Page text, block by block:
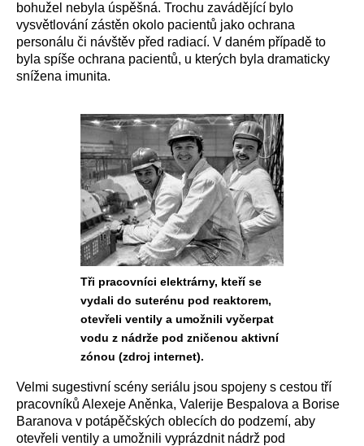
bohužel nebyla úspěšná. Trochu zavádějící bylo
vysvětlování zástěn okolo pacientů jako ochrana
personálu či návštěv před radiací. V daném případě to
byla spíše ochrana pacientů, u kterých byla dramaticky
snížena imunita.
Tři pracovníci elektrárny, kteří se
vydali do suterénu pod reaktorem,
otevřeli ventily a umožnili vyčerpat
vodu z nádrže pod zničenou aktivní
zónou (zdroj internet).
Velmi sugestivní scény seriálu jsou spojeny s cestou tří
pracovníků Alexeje Aněnka, Valerije Bespalova a Borise
Baranova v potápěčských oblecích do podzemí, aby
otevřeli ventily a umožnili vyprázdnit nádrž pod